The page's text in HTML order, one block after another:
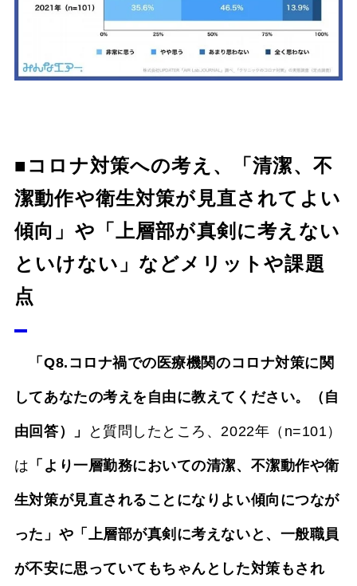
■コロナ対策への考え、「清潔、不
潔動作や衛生対策が見直されてよい
傾向」や「上層部が真剣に考えない
といけない」などメリットや課題
点
「Q8.コロナ禍での医療機関のコロナ対策に関
してあなたの考えを自由に教えてください。（自
由回答）」 と質問したところ、2022年（n=101）
は 「より一層勤務においての清潔、不潔動作や衛
生対策が見直されることになりよい傾向につなが
った」や「上層部が真剣に考えないと、一般職員
が不安に思っていてもちゃんとした対策もされ